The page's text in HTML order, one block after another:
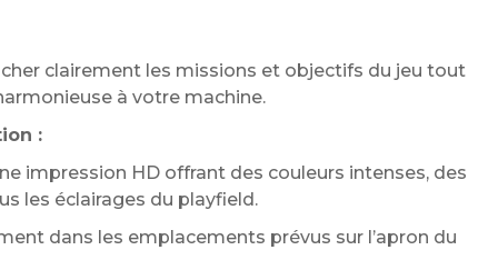
clairement les missions et objectifs du jeu tout
à votre machine.
:
impression HD offrant des couleurs intenses, des
les éclairages du playfield.
dans les emplacements prévus sur l’apron du